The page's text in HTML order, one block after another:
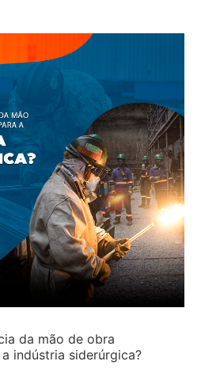
da mão de obra
indústria siderúrgica?